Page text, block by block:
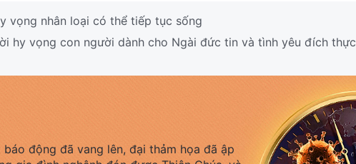
vọng nhân loại có thể tiếp tục sống
hy vọng con người dành cho Ngài đức tin và tình yêu đích thực
động đã vang lên, đại thảm họa đã ập